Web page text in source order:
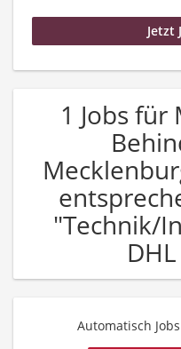
1 Jobs
"Technik/
Automatisch